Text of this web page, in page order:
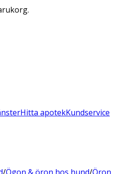
Hitta apotekKundservice